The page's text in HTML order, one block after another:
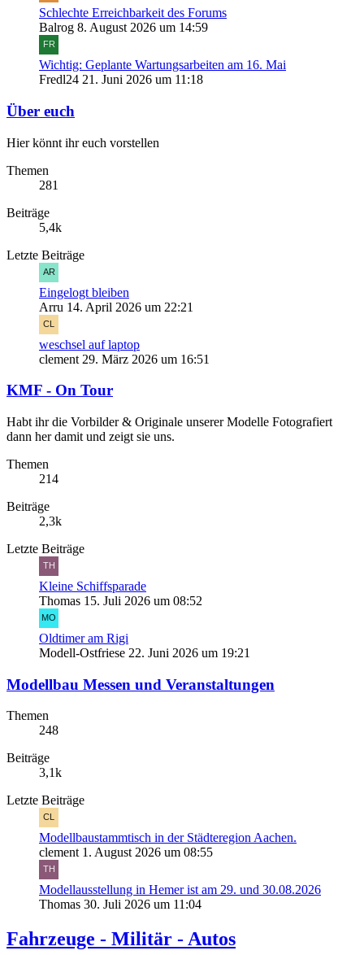
Schlechte Erreichbarkeit des Forums
Balrog 8. August 2026 um 14:59
Wichtig: Geplante Wartungsarbeiten am 16. Mai
Fredl24 21. Juni 2026 um 11:18
Über euch
Hier könnt ihr euch vorstellen
Themen
281
Beiträge
5,4k
Letzte Beiträge
Eingelogt bleiben
Arru 14. April 2026 um 22:21
weschsel auf laptop
clement 29. März 2026 um 16:51
KMF - On Tour
Habt ihr die Vorbilder & Originale unserer Modelle Fotografiert
dann her damit und zeigt sie uns.
Themen
214
Beiträge
2,3k
Letzte Beiträge
Kleine Schiffsparade
Thomas 15. Juli 2026 um 08:52
Oldtimer am Rigi
Modell-Ostfriese 22. Juni 2026 um 19:21
Modellbau Messen und Veranstaltungen
Themen
248
Beiträge
3,1k
Letzte Beiträge
Modellbaustammtisch in der Städteregion Aachen.
clement 1. August 2026 um 08:55
Modellausstellung in Hemer ist am 29. und 30.08.2026
Thomas 30. Juli 2026 um 11:04
Fahrzeuge - Militär - Autos